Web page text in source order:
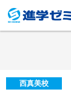
西真美校